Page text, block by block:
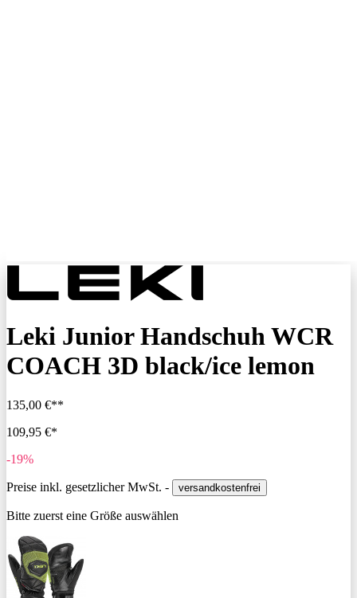
Leki Junior Handschuh WCR
COACH 3D black/ice lemon
135,00 €**
109,95 €*
-19%
Preise inkl. gesetzlicher MwSt. - versandkostenfrei
Bitte zuerst eine Größe auswählen